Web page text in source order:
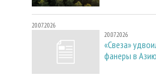
20.07.2026
20.07.2026
«Свеза»
фанеры в